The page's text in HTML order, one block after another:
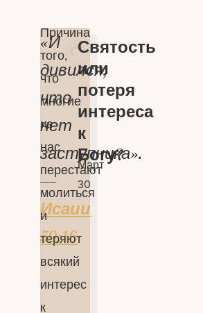
Святость
или
потеря
интереса
к
Богу?
Март
30
«И
дивился,
что
нет
заступника».
—
Исаии
59:16
Причина
того,
что
многие
из
нас
перестают
молиться
и
теряют
всякий
интерес
к